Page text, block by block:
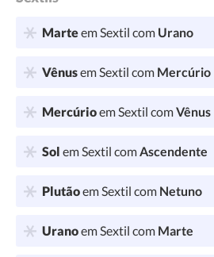
Marteem Sextil com Urano
Vênusem Sextil com Mercúrio
Mercúrioem Sextil comVênus
Sol em Sextil comAscendente
Plutãoem Sextil com Netuno
Uranoem Sextil com Marte